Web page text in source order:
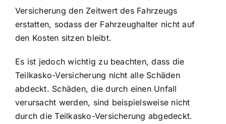
Versicherung den Zeitwert des Fahrzeugs
erstatten, sodass der Fahrzeughalter nicht auf
den Kosten sitzen bleibt.
Es ist jedoch wichtig zu beachten, dass die
Teilkasko-Versicherung nicht alle Schäden
abdeckt. Schäden, die durch einen Unfall
verursacht werden, sind beispielsweise nicht
durch die Teilkasko-Versicherung abgedeckt.